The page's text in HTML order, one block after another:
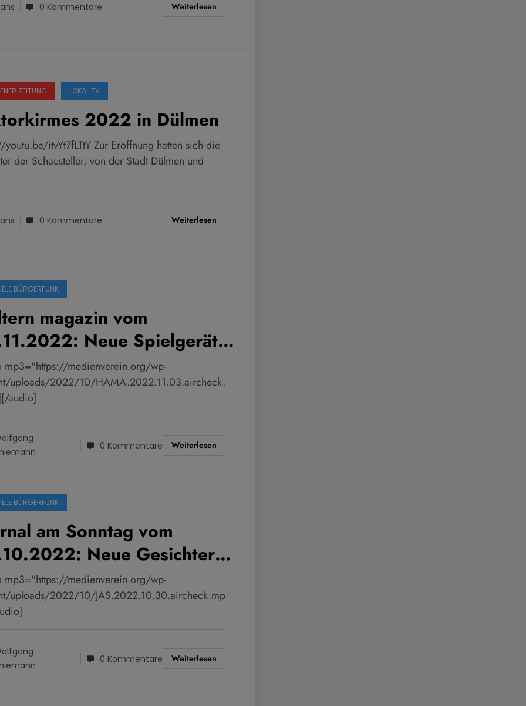
0 Kommentare Weiterlesen
ZEITUNG LOKAL TV
2022 in Dülmen
youtu.be/itvYt7fLTtY Zur Eröffnung hatten sich die
der Schausteller, von der Stadt Dülmen und
0 Kommentare Weiterlesen
BÜRGERFUNK
magazin vom
Neue Spielgeräte
Conzeallee
mp3="https://medienverein.org/wp-
uploads/2022/10/HAMA.2022.11.03.aircheck.
audio]
0 Kommentare Weiterlesen
BÜRGERFUNK
am Sonntag vom
Neue Gesichter
Heilig Geist Stiftung
mp3="https://medienverein.org/wp-
uploads/2022/10/JAS.2022.10.30.aircheck.mp
0 Kommentare Weiterlesen